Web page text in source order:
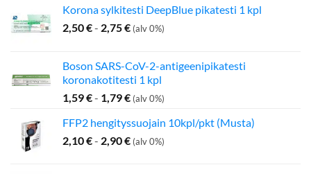
Korona sylkitesti DeepBlue pikatesti 1 kpl
2,50€- 2,75€ (alv 0%)
Boson SARS-CoV-2-antigeenipikatesti
koronakotitesti 1 kpl
1,59€- 1,79€ (alv 0%)
FFP2 hengityssuojain 10kpl/pkt (Musta)
2,10€- 2,90€ (alv 0%)